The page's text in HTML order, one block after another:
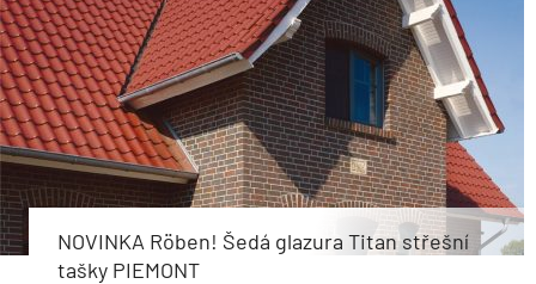
NOVINKA Röben! Šedá glazura Titan střešní
tašky PIEMONT